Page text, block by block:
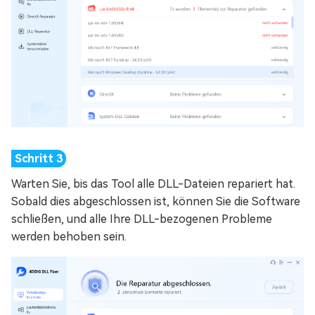
Warten Sie, bis das Tool alle DLL-Dateien repariert hat.
Sobald dies abgeschlossen ist, können Sie die Software
schließen, und alle Ihre DLL-bezogenen Probleme
werden behoben sein.